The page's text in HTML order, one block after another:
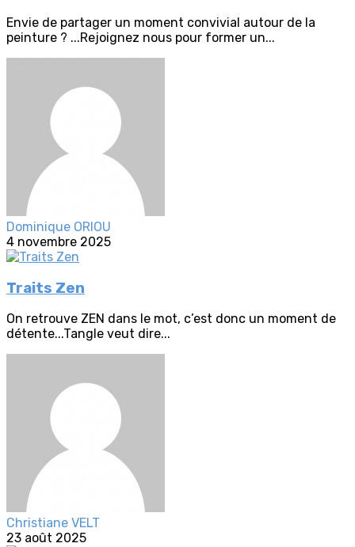
Envie de partager un moment convivial autour de la
peinture ? ...Rejoignez nous pour former un...
Dominique ORIOU
4 novembre 2025
Traits Zen
On retrouve ZEN dans le mot, c’est donc un moment de
détente...Tangle veut dire...
Christiane VELT
23 août 2025